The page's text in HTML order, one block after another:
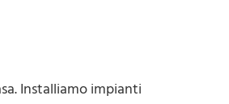
Installiamo impianti